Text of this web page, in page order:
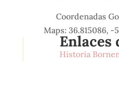
Coordenadas
Maps: 36.815086, -
Enlaces
Historia